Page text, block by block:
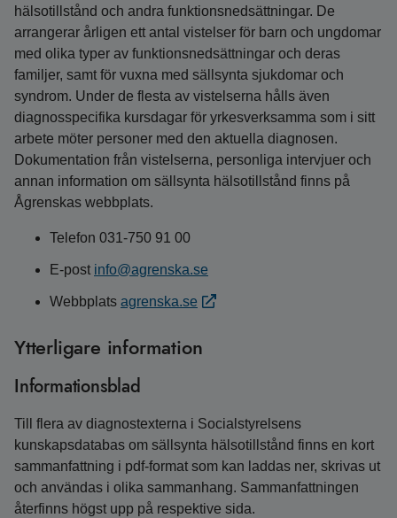
hälsotillstånd och andra funktionsnedsättningar. De
arrangerar årligen ett antal vistelser för barn och ungdomar
med olika typer av funktionsnedsättningar och deras
familjer, samt för vuxna med sällsynta sjukdomar och
syndrom. Under de flesta av vistelserna hålls även
diagnosspecifika kursdagar för yrkesverksamma som i sitt
arbete möter personer med den aktuella diagnosen.
Dokumentation från vistelserna, personliga intervjuer och
annan information om sällsynta hälsotillstånd finns på
Ågrenskas webbplats.
Telefon 031-750 91 00
E-post info@agrenska.se
Webbplats agrenska.se
Ytterligare information
Informationsblad
Till flera av diagnostexterna i Socialstyrelsens
kunskapsdatabas om sällsynta hälsotillstånd finns en kort
sammanfattning i pdf-format som kan laddas ner, skrivas ut
och användas i olika sammanhang. Sammanfattningen
återfinns högst upp på respektive sida.